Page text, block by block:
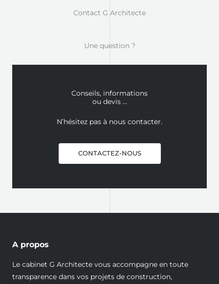
Contact G Architecte
Une question ?
Conseils, informations
ou devis …
N’hésitez pas à nous contacter.
CONTACTEZ-NOUS
A propos
Le cabinet G Architecte vous accompagne en toute
transparence dans vos projets de construction,